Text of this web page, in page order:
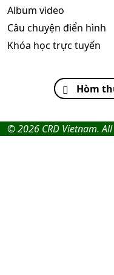
Album video
Câu chuyện điển hình
Khóa học trực tuyến
Hòm
© 2026 CRD Vietnam.